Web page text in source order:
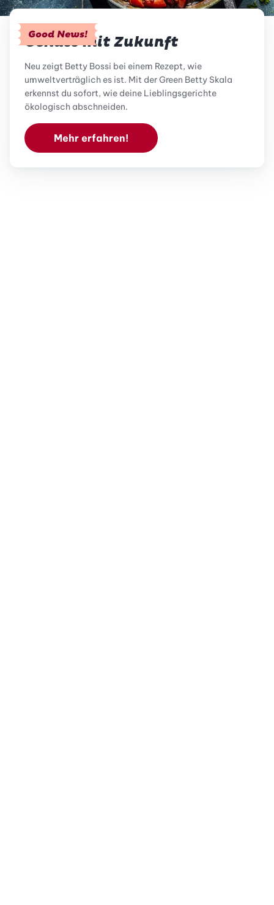
Good News!
Genuss mit Zukunft
Neu zeigt Betty Bossi bei einem Rezept, wie
umweltverträglich es ist. Mit der Green Betty Skala
erkennst du sofort, wie deine Lieblingsgerichte
ökologisch abschneiden.
Mehr erfahren!